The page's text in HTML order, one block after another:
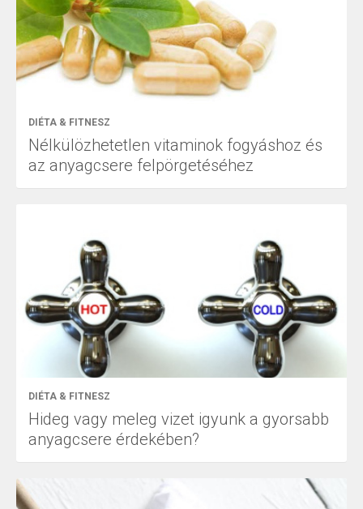
DIÉTA & FITNESZ
Nélkülözhetetlen vitaminok fogyáshoz és
az anyagcsere felpörgetéséhez
DIÉTA & FITNESZ
Hideg vagy meleg vizet igyunk a gyorsabb
anyagcsere érdekében?